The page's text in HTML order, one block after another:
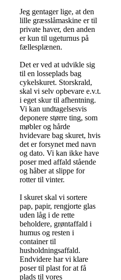
Jeg gentager lige, at den
lille græsslåmaskine er til
private haver, den anden
er kun til ugeturnus på
fællesplænen.
Det er ved at udvikle sig
til en losseplads bag
cykelskuret. Storskrald,
skal vi selv opbevare e.v.t.
i eget skur til afhentning.
Vi kan undtagelsesvis
deponere større ting, som
møbler og hårde
hvidevare bag skuret, hvis
det er forsynet med navn
og dato. Vi kan ikke have
poser med affald stående
og håber at slippe for
rotter til vinter.
I skuret skal vi sortere
pap, papir, rengjorte glas
uden låg i de rette
beholdere, grøntaffald i
humus og resten i
container til
husholdningsaffald.
Endvidere har vi klare
poser til plast for at få
plads til vores